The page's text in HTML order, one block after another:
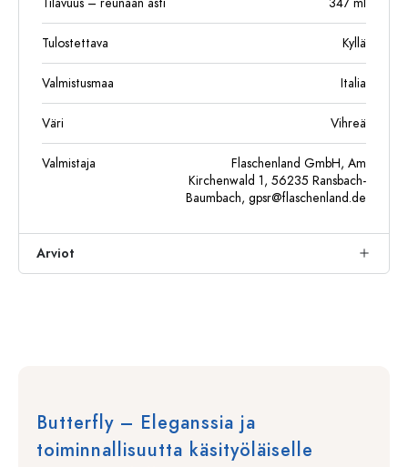
Tulostettava Kyllä
Valmistusmaa Italia
Väri Vihreä
Valmistaja
Flaschenland GmbH, Am
Kirchenwald 1, 56235 Ransbach-
Baumbach, gpsr@flaschenland.de
Arviot
Butterfly – Eleganssia ja
toiminnallisuutta käsityöläiselle